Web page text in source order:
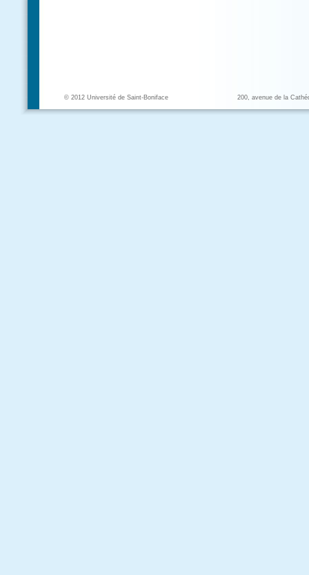
© 2012 Université de Saint-Boniface 200, avenue de la